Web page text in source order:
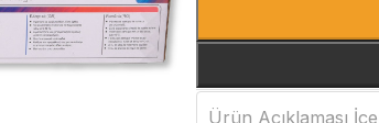
Ürün Açıklaması